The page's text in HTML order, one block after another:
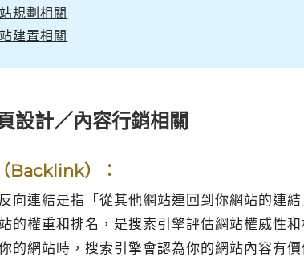
規劃相關
建置相關
設計／內容行銷相關
Backlink）：
向連結是指「從其他網站連回到你網站的連
的權重和排名，是搜索引擎評估網站權威性
的網站時，搜索引擎會認為你的網站內容有